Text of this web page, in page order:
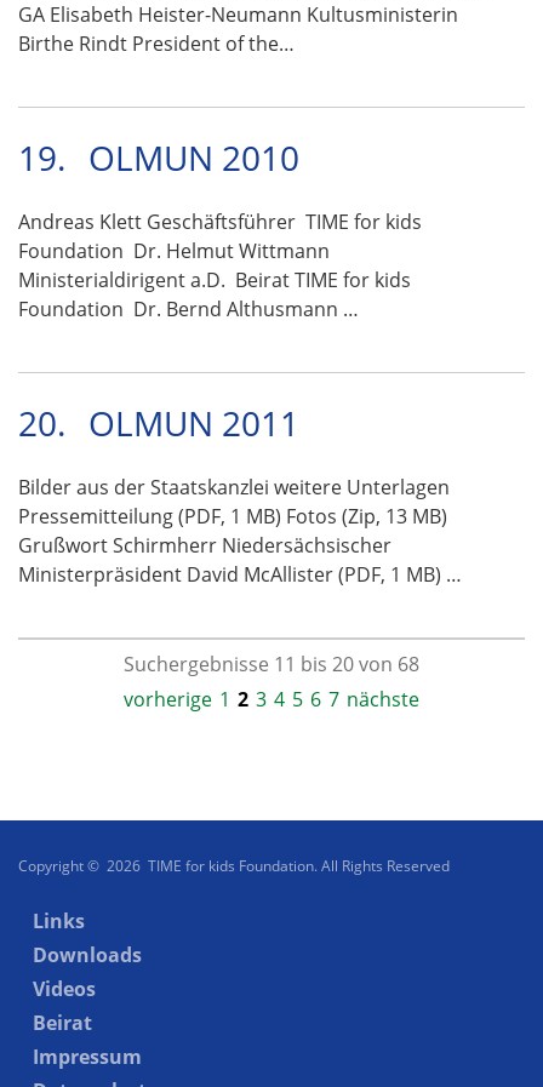
GA Elisabeth Heister-Neumann Kultusministerin
Birthe Rindt President of the…
19. OLMUN 2010
Andreas Klett Geschäftsführer TIME for kids
Foundation Dr. Helmut Wittmann
Ministerialdirigent a.D. Beirat TIME for kids
Foundation Dr. Bernd Althusmann …
20. OLMUN 2011
Bilder aus der Staatskanzlei weitere Unterlagen
Pressemitteilung (PDF, 1 MB) Fotos (Zip, 13 MB)
Grußwort Schirmherr Niedersächsischer
Ministerpräsident David McAllister (PDF, 1 MB) …
Suchergebnisse 11 bis 20 von 68
vorherige 1 2 3 4 5 6 7 nächste
Copyright © 2026 TIME for kids Foundation. All Rights Reserved
Links
Downloads
Videos
Beirat
Impressum